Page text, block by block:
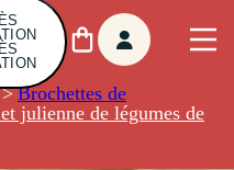
> Brochettes de
julienne de légumes de